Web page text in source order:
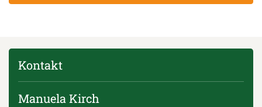
Kontakt
Manuela Kirch